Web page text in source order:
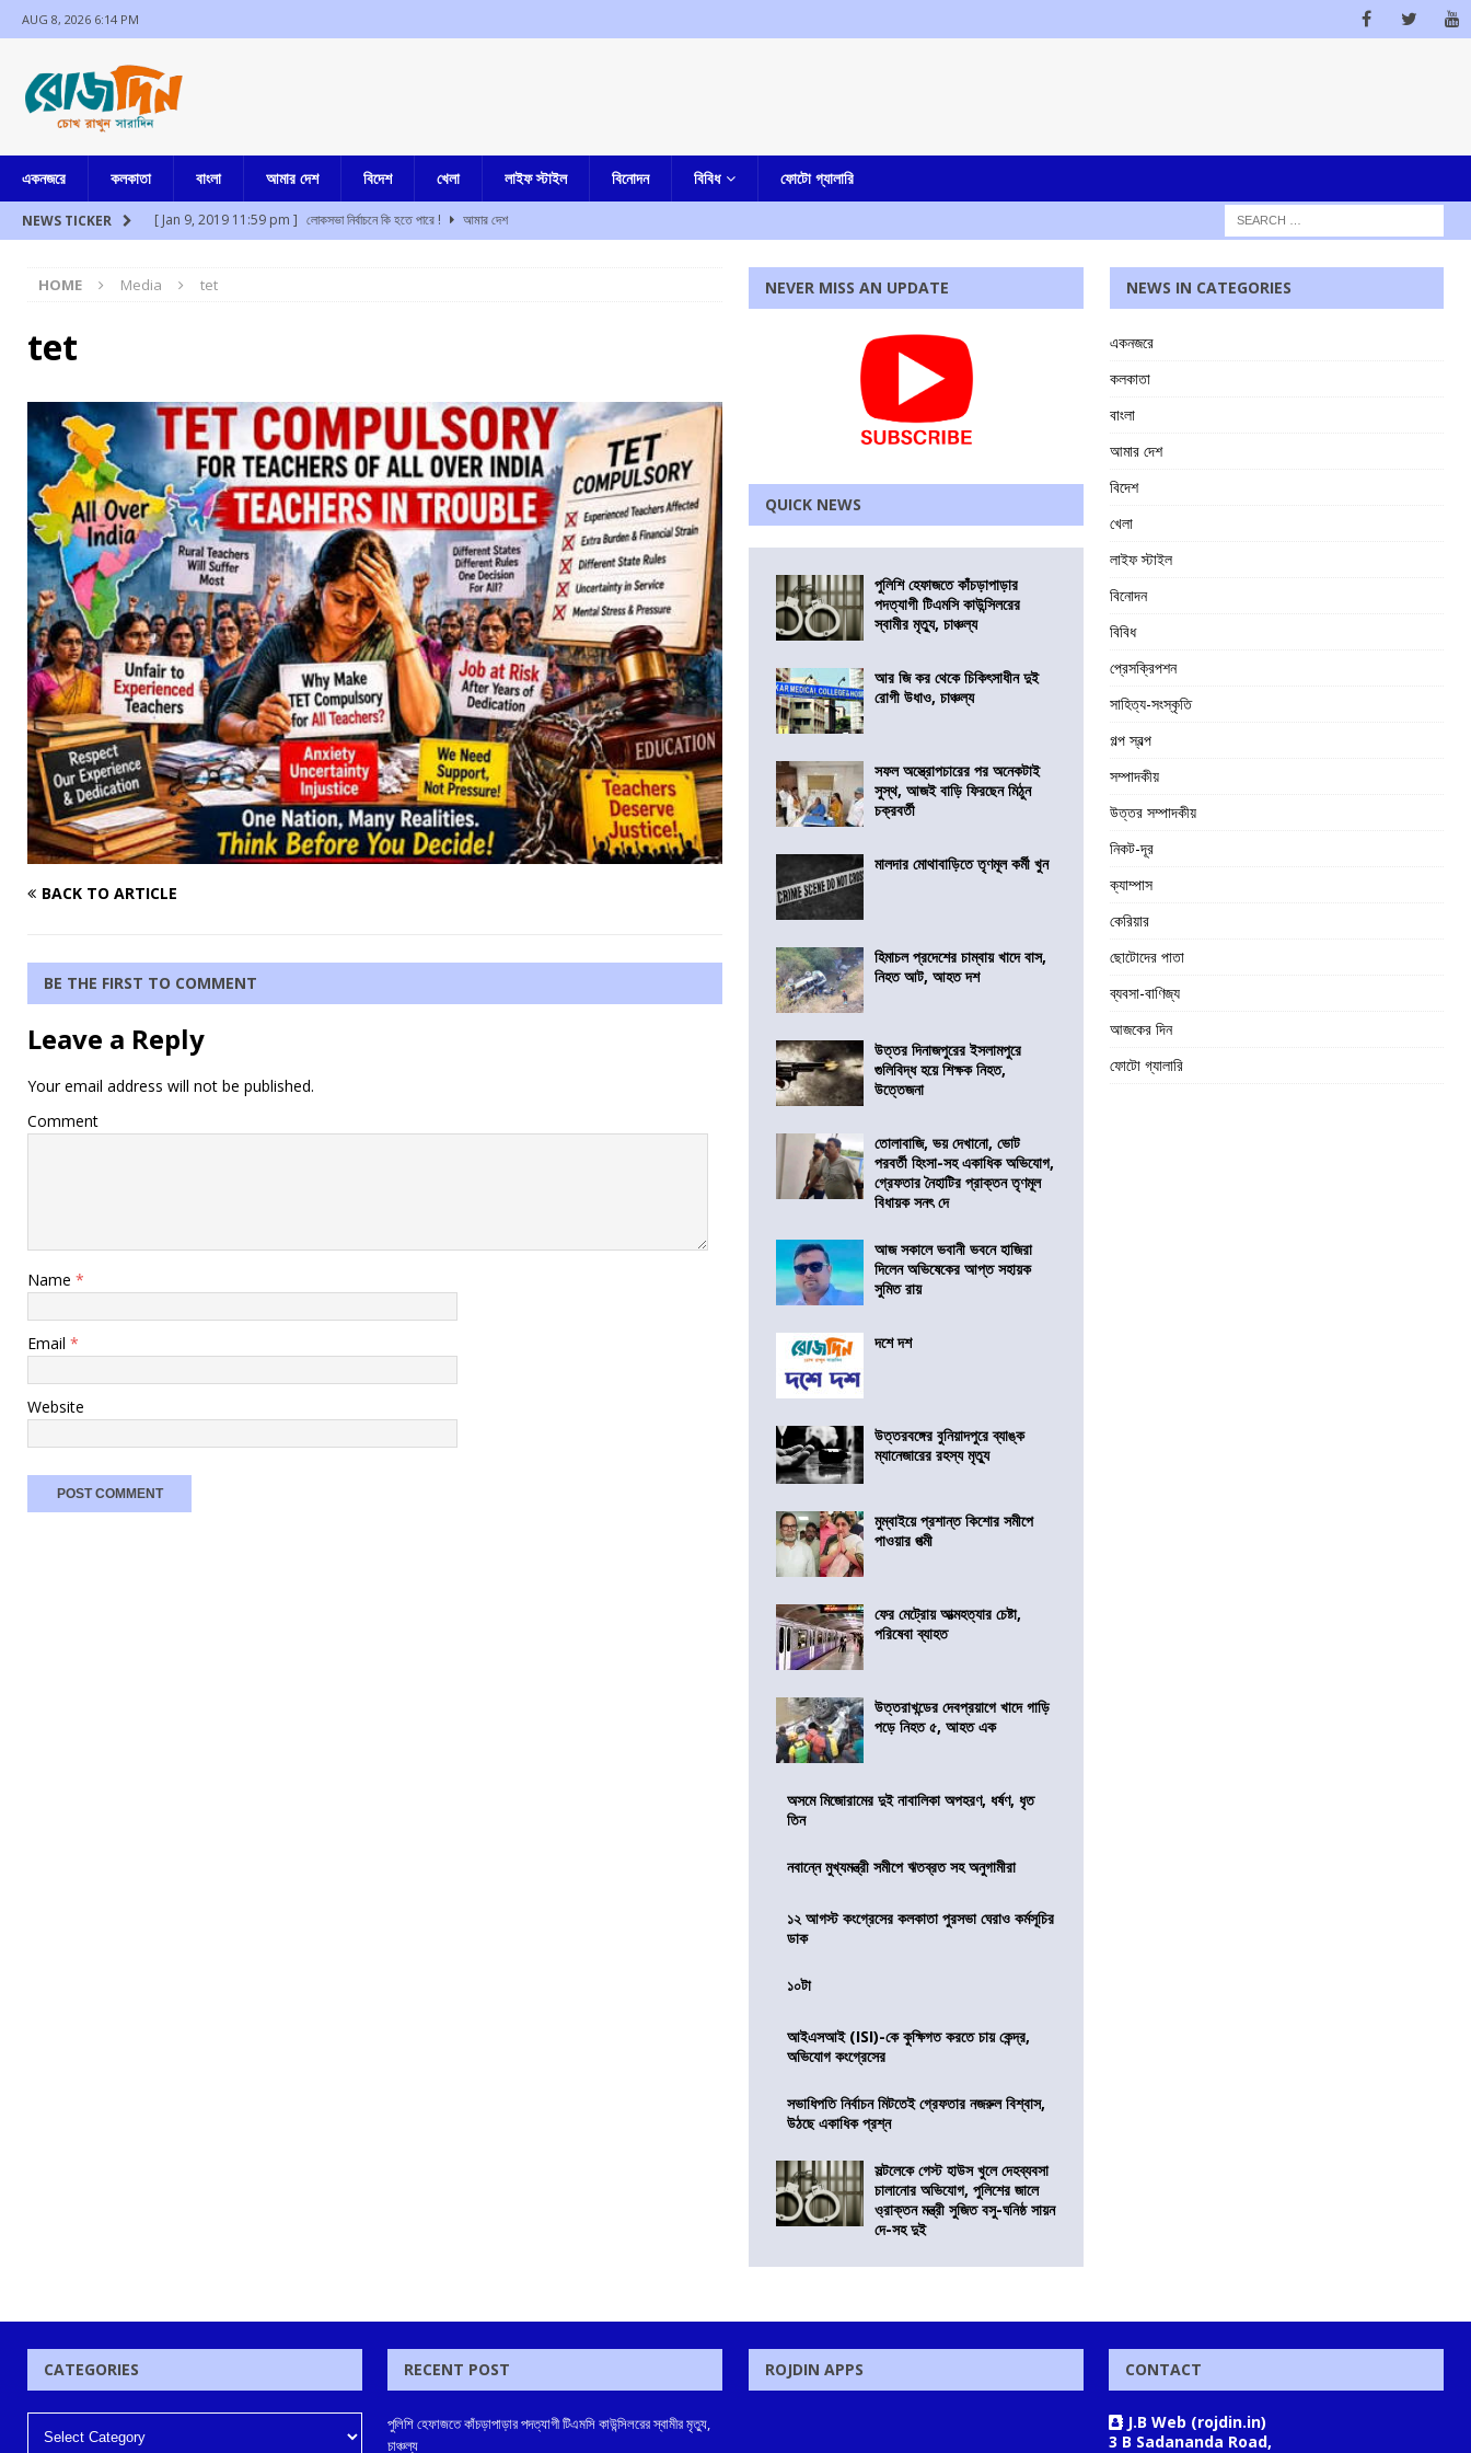
AUG 8, 2026 6:14 PM
একনজরে কলকাতা বাংলা আমার দেশ বিদেশ খেলা লাইফ স্টাইল বিনোদন বিবিধ ফোটো গ্যালারি
NEWS TICKER [ Jan 9, 2019 11:59 pm ] লোকসভা নির্বাচনে কি হতে পারে !
আমার দেশ
[ Aug 8, 2026 3:15 pm ]
[ Aug 8, 2026 12:32 pm ] হিমাচল প্রদেশের চাম্বায় খাদে বাস, নিহত আট, আহত দশ
আমার দেশ
[ Jul 17, 2024 3:35 pm ] চুরির অপবাদে একই পরিবারের ৩ সদস্যকে মারধোর, উত্তেজনা ডোমজুর এলাকায়.. বাংলা
HOME Media tet
tet
BACK TO ARTICLE
BE THE FIRST TO COMMENT
Leave a Reply
Your email address will not be published.
Comment
Name *
Email *
Website
NEVER MISS AN UPDATE
QUICK NEWS
পুলিশি হেফাজতে কাঁচড়াপাড়ার
পদত্যাগী টিএমসি কাউন্সিলরের
স্বামীর মৃত্যু, চাঞ্চল্য
আর জি কর থেকে চিকিৎসাধীন দুই
রোগী উধাও, চাঞ্চল্য
সফল অস্ত্রোপচারের পর অনেকটাই
সুস্থ, আজই বাড়ি ফিরছেন মিঠুন
চক্রবর্তী
মালদার মোথাবাড়িতে তৃণমূল কর্মী খুন
হিমাচল প্রদেশের চাম্বায় খাদে বাস,
নিহত আট, আহত দশ
উত্তর দিনাজপুরের ইসলামপুরে
গুলিবিদ্ধ হয়ে শিক্ষক নিহত,
উত্তেজনা
তোলাবাজি, ভয় দেখানো, ভোট
পরবর্তী হিংসা-সহ একাধিক অভিযোগ,
গ্রেফতার নৈহাটির প্রাক্তন তৃণমূল
বিধায়ক সনৎ দে
আজ সকালে ভবানী ভবনে হাজিরা
দিলেন অভিষেকের আপ্ত সহায়ক
সুমিত রায়
দশে দশ
উত্তরবঙ্গের বুনিয়াদপুরে ব্যাঙ্ক
ম্যানেজারের রহস্য মৃত্যু
মুম্বাইয়ে প্রশান্ত কিশোর সমীপে
পাওয়ার পত্মী
ফের মেট্রোয় আত্মহত্যার চেষ্টা,
পরিষেবা ব্যাহত
উত্তরাখন্ডের দেবপ্রয়াগে খাদে গাড়ি
পড়ে নিহত ৫, আহত এক
অসমে মিজোরামের দুই নাবালিকা অপহরণ, ধর্ষণ, ধৃত
তিন
নবান্নে মুখ্যমন্ত্রী সমীপে ঋতব্রত সহ অনুগামীরা
১২ আগস্ট কংগ্রেসের কলকাতা পুরসভা ঘেরাও কর্মসূচির
ডাক
১০টা
আইএসআই (ISI)-কে কুক্ষিগত করতে চায় কেন্দ্র,
অভিযোগ কংগ্রেসের
সভাধিপতি নির্বাচন মিটতেই গ্রেফতার নজরুল বিশ্বাস,
উঠছে একাধিক প্রশ্ন
সল্টলেকে গেস্ট হাউস খুলে দেহব্যবসা
চালানোর অভিযোগ, পুলিশের জালে
ও্রাক্তন মন্ত্রী সুজিত বসু-ঘনিষ্ঠ সায়ন
দে-সহ দুই
NEWS IN CATEGORIES
একনজরে
কলকাতা
বাংলা
আমার দেশ
বিদেশ
খেলা
লাইফ স্টাইল
বিনোদন
বিবিধ
প্রেসক্রিপশন
সাহিত্য-সংস্কৃতি
গল্প স্বল্প
সম্পাদকীয়
উত্তর সম্পাদকীয়
নিকট-দূর
ক্যাম্পাস
কেরিয়ার
ছোটোদের পাতা
ব্যবসা-বাণিজ্য
আজকের দিন
ফোটো গ্যালারি
CATEGORIES RECENT POST
পুলিশি হেফাজতে কাঁচড়াপাড়ার পদত্যাগী টিএমসি কাউন্সিলরের স্বামীর মৃত্যু,
চাঞ্চল্য
ROJDIN APPS CONTACT
J.B Web (rojdin.in)
3 B Sadananda Road,